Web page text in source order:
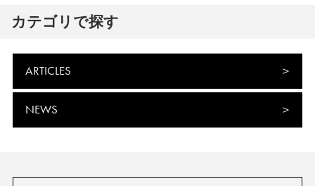
カテゴリで探す
ARTICLES
NEWS